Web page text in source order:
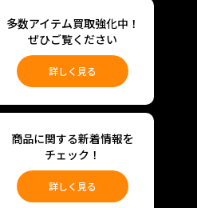
多数アイテム買取強化中！
ぜひご覧ください
詳しく見る
商品に関する新着情報を
チェック！
詳しく見る